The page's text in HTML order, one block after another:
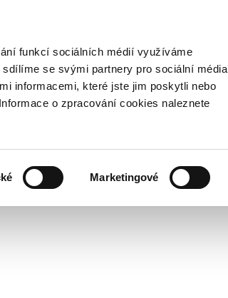
funkcí sociálních médií využíváme
se svými partnery pro sociální média
informacemi, které jste jim poskytli nebo
o zpracování cookies naleznete
Marketingové
Bezplatná infolinka